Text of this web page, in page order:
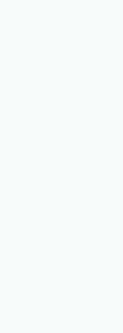
zeigt
Beitrag
hin, die
sind, und
und